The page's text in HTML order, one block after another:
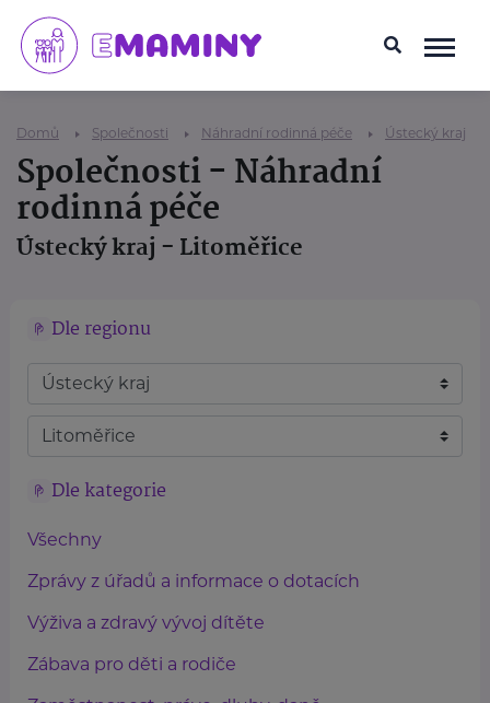
Domů Společnosti Náhradní rodinná péče Ústecký kraj
Společnosti - Náhradní
rodinná péče
Ústecký kraj - Litoměřice
Dle regionu
Dle kategorie
Všechny
Zprávy z úřadů a informace o dotacích
Výživa a zdravý vývoj dítěte
Zábava pro děti a rodiče